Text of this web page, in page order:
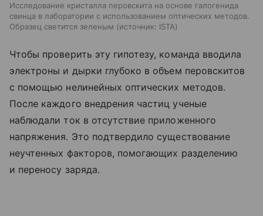
Исследование кристалла перовскита на основе галогенида
свинца в лаборатории с использованием оптических методов.
Образец светится зеленым
источник: ISTA
Чтобы проверить эту гипотезу, команда вводила
электроны и дырки глубоко в объем перовскитов
с помощью нелинейных оптических методов.
После каждого внедрения частиц ученые
наблюдали ток в отсутствие приложенного
напряжения. Это подтвердило существование
неучтенных факторов, помогающих разделению
и переносу заряда.